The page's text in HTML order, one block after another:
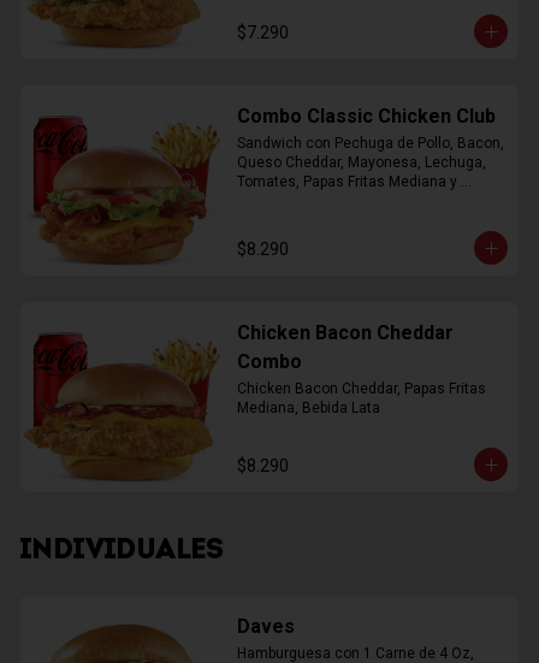
$7.290
Combo Classic Chicken Club
Sandwich con Pechuga de Pollo, Bacon,
Queso Cheddar, Mayonesa, Lechuga,
Tomates, Papas Fritas Mediana y
$8.290
Chicken Bacon Cheddar
Combo
Chicken Bacon Cheddar, Papas Fritas
Mediana, Bebida Lata
$8.290
INDIVIDUALES
Daves
Hamburguesa con 1 Carne de 4 Oz,